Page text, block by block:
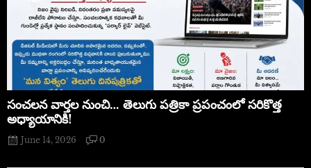
సంచలన వార్తల నుంచి… తెలుగు పత్రికా ప్రపంచంలో సరికొత్త
అధ్యాయానికి!
June 14, 2026 0